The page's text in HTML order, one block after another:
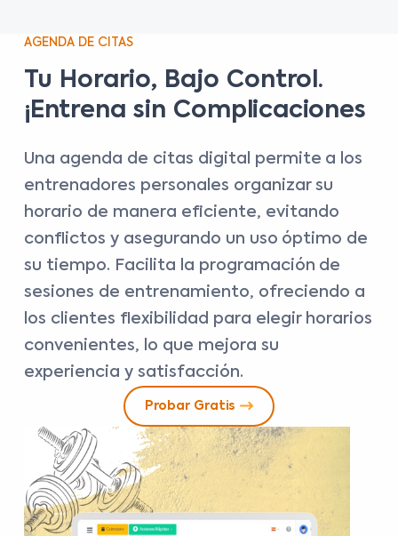
AGENDA DE CITAS
Tu Horario, Bajo Control.
¡Entrena sin Complicaciones
Una agenda de citas digital permite a los
entrenadores personales organizar su
horario de manera eficiente, evitando
conflictos y asegurando un uso óptimo de
su tiempo. Facilita la programación de
sesiones de entrenamiento, ofreciendo a
los clientes flexibilidad para elegir horarios
convenientes, lo que mejora su
experiencia y satisfacción.
Probar Gratis